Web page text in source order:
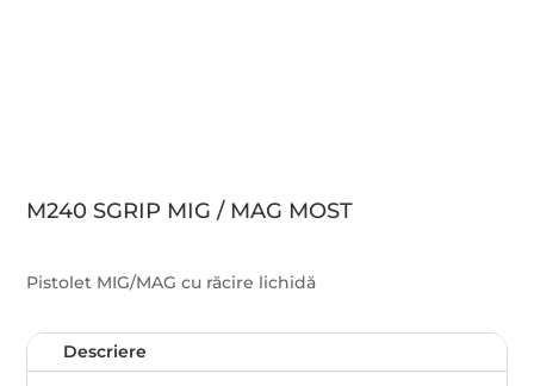
M240 SGRIP MIG / MAG MOST
Pistolet MIG/MAG cu răcire lichidă
Descriere